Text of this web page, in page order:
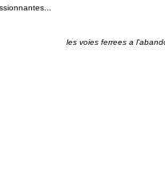
les voies ferrees a